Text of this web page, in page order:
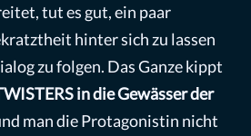
tut es gut, ein paar
hinter sich zu lassen
zu folgen. Das Ganze kippt
in die Gewässer der
man die Protagonistin nicht